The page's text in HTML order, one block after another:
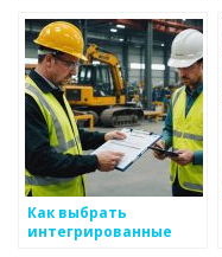
металоизделий
Как выбрать
интегрированные